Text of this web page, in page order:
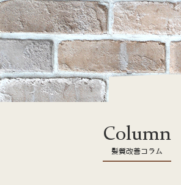
Column
髪質改善コラム